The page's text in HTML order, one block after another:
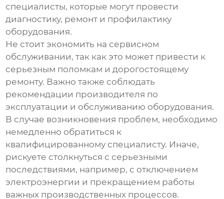
специалисты, которые могут провести
диагностику, ремонт и профилактику
оборудования.
Не стоит экономить на сервисном
обслуживании, так как это может привести к
серьезным поломкам и дорогостоящему
ремонту. Важно также соблюдать
рекомендации производителя по
эксплуатации и обслуживанию оборудования.
В случае возникновения проблем, необходимо
немедленно обратиться к
квалифицированному специалисту. Иначе,
рискуете столкнуться с серьезными
последствиями, например, с отключением
электроэнергии и прекращением работы
важных производственных процессов.